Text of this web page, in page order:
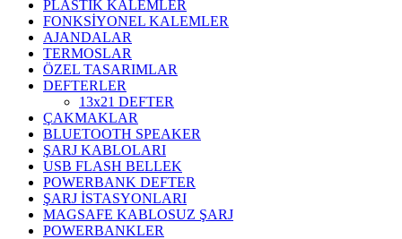
PLASTİK KALEMLER
FONKSİYONEL KALEMLER
AJANDALAR
TERMOSLAR
ÖZEL TASARIMLAR
DEFTERLER
13x21 DEFTER
ÇAKMAKLAR
BLUETOOTH SPEAKER
ŞARJ KABLOLARI
USB FLASH BELLEK
POWERBANK DEFTER
ŞARJ İSTASYONLARI
MAGSAFE KABLOSUZ ŞARJ
POWERBANKLER